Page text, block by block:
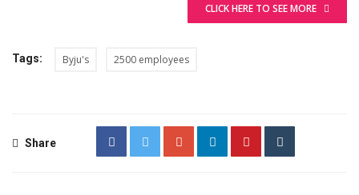
CLICK HERE TO SEE MORE
Tags: Byju's 2500 employees
Share